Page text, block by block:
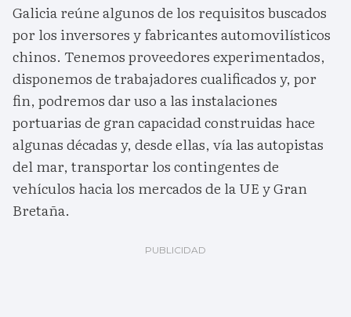
Galicia reúne algunos de los requisitos buscados
por los inversores y fabricantes automovilísticos
chinos. Tenemos proveedores experimentados,
disponemos de trabajadores cualificados y, por
fin, podremos dar uso a las instalaciones
portuarias de gran capacidad construidas hace
algunas décadas y, desde ellas, vía las autopistas
del mar, transportar los contingentes de
vehículos hacia los mercados de la UE y Gran
Bretaña.